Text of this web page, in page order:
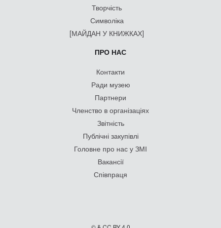
Творчість
Символіка
[МАЙДАН У КНИЖКАХ]
ПРО НАС
Контакти
Ради музею
Партнери
Членство в організаціях
Звітність
Публічні закупівлі
Головне про нас у ЗМІ
Вакансії
Співпраця